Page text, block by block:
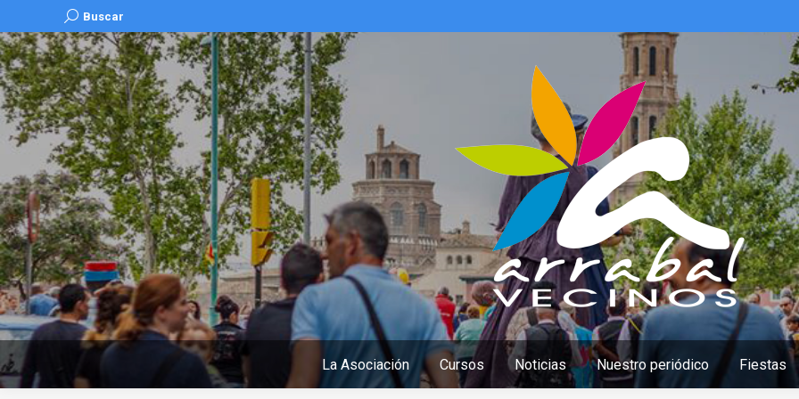
Buscar:
Buscar
La Asociación Cursos Noticias Nuestro periódico Fiestas